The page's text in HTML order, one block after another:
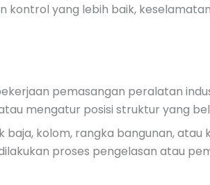
kontrol yang lebih baik,
pemasangan peralatan
mengatur posisi struktur yang
kolom, rangka bangunan, atau
proses pengelasan atau